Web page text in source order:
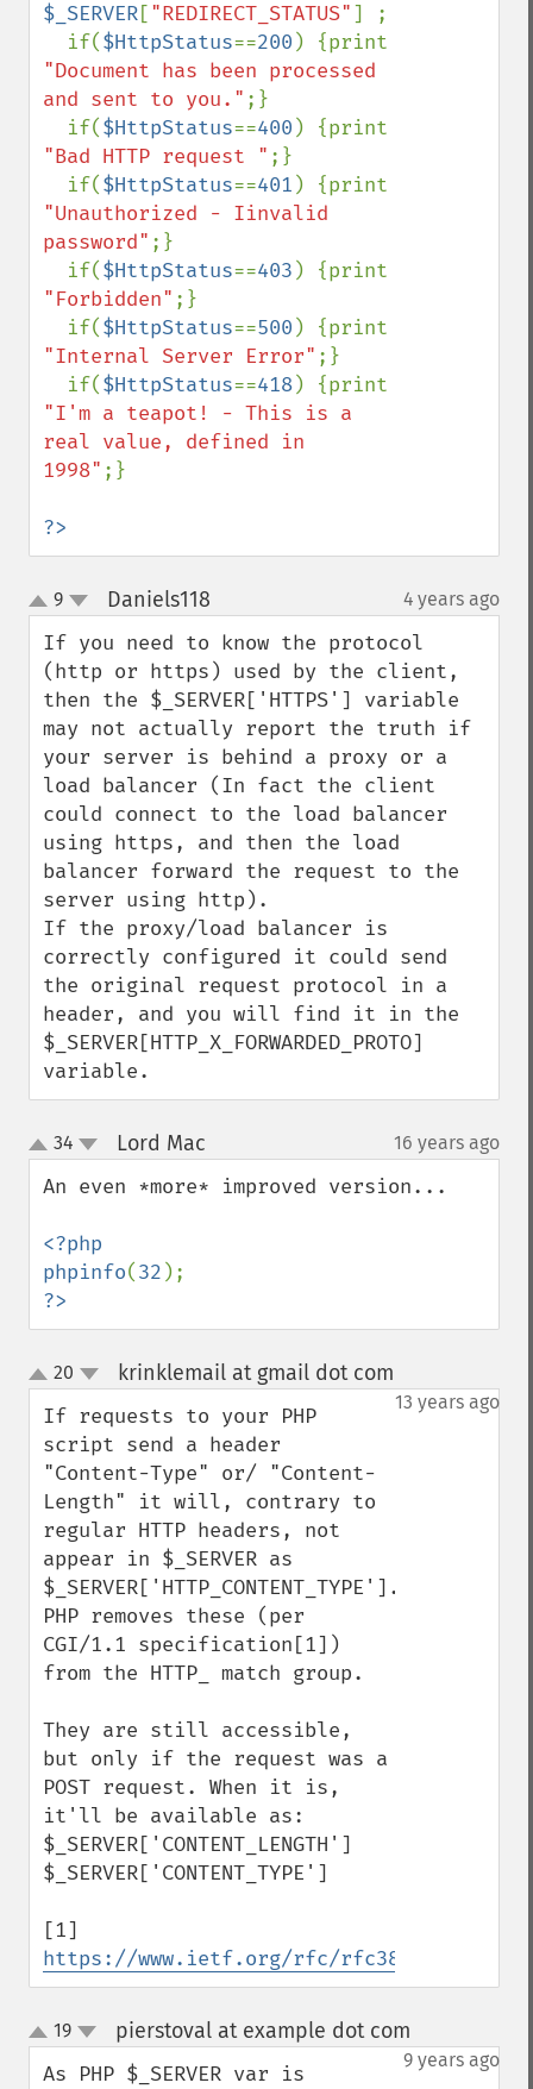
$_SERVER["REDIRECT_STATUS"] ;
  if(
$HttpStatus==200
"Document has been processed
and sent to you." ;}
  if(
$HttpStatus==400
"Bad HTTP request " ;}
  if(
$HttpStatus==401
"Unauthorized - Iinvalid
password" ;}
  if(
$HttpStatus==403
"Forbidden" ;}
  if(
$HttpStatus==500
"Internal Server Error" ;}
  if(
$HttpStatus==418
"I'm a teapot! - This is a
real value, defined in
1998" ;}
?>
up
down
9 Daniels118 4 years ago
If you need to know the protocol
(http or https) used by the client,
then the $_SERVER['HTTPS'] variable
may not actually report the truth if
your server is behind a proxy or a
load balancer (In fact the client
could connect to the load balancer
using https, and then the load
balancer forward the request to the
server using http).
If the proxy/load balancer is
correctly configured it could send
the original request protocol in a
header, and you will find it in the
$_SERVER[HTTP_X_FORWARDED_PROTO]
variable.
up
down
34 Lord Mac 16 years ago
An even *more* improved version...
<?php
phpinfo(32
?>
up
down
20 krinklemail at gmail dot com
13 years ago
If requests to your PHP
script send a header
"Content-Type" or/ "Content-
Length" it will, contrary to
regular HTTP headers, not
appear in $_SERVER as
$_SERVER['HTTP_CONTENT_TYPE'].
PHP removes these (per
CGI/1.1 specification[1])
from the HTTP_ match group.
They are still accessible,
but only if the request was a
POST request. When it is,
it'll be available as:
$_SERVER['CONTENT_LENGTH']
$_SERVER['CONTENT_TYPE']
https://www.ietf.org/rfc/rfc3875
up
down
19 pierstoval at example dot com
9 years ago
As PHP $_SERVER var is